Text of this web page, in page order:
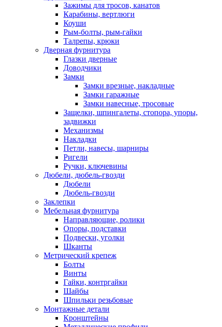
Зажимы для тросов, канатов
Карабины, вертлюги
Коуши
Рым-болты, рым-гайки
Талрепы, крюки
Дверная фурнитура
Глазки дверные
Доводчики
Замки
Замки врезные, накладные
Замки гаражные
Замки навесные, тросовые
Защелки, шпингалеты, стопора, упоры,
задвижки
Механизмы
Накладки
Петли, навесы, шарниры
Ригели
Ручки, ключевины
Дюбели, дюбель-гвозди
Дюбели
Дюбель-гвозди
Заклепки
Мебельная фурнитура
Направляющие, ролики
Опоры, подставки
Подвески, уголки
Шканты
Метрический крепеж
Болты
Винты
Гайки, контргайки
Шайбы
Шпильки резьбовые
Монтажные детали
Кронштейны